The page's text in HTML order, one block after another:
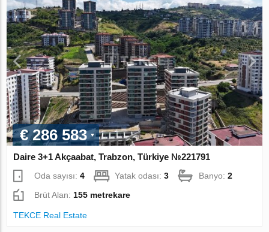
€ 286 583
Daire 3+1 Akçaabat, Trabzon, Türkiye №221791
Oda sayısı:4 Yatak odası:3 Banyo:2
Brüt Alan: 155 metrekare
TEKCE Real Estate